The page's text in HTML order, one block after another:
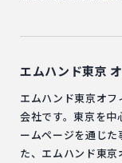
エムハンド東京
エムハンド東京オ
会社です。東京を中
ームページを通じ
た、エムハンド東